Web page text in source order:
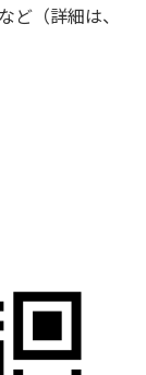
ど（詳細は、